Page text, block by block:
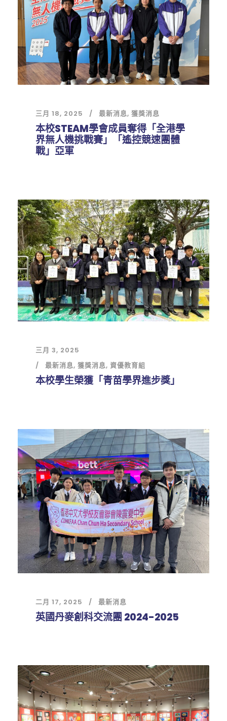
三月 18, 2025 最新消息, 獲獎消息
本校STEAM學會成員奪得「全港學
界無人機挑戰賽」「遙控競速團體
戰」亞軍
三月 3, 2025
最新消息, 獲獎消息, 資優教育組
本校學生榮獲「青苗學界進步獎」
二月 17, 2025 最新消息
英國丹麥創科交流團 2024-2025